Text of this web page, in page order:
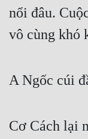
nổi đâu.
vô cùng khó
A Ngốc cúi
Cơ Cách lại